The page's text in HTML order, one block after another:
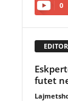
0
futet